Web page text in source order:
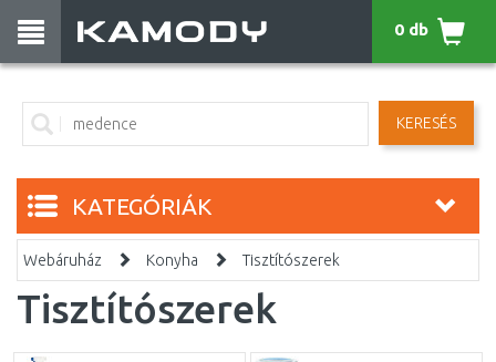
KERESÉS
0 db
KATEGÓRIÁK
Webáruház Konyha Tisztítószerek
Tisztítószerek